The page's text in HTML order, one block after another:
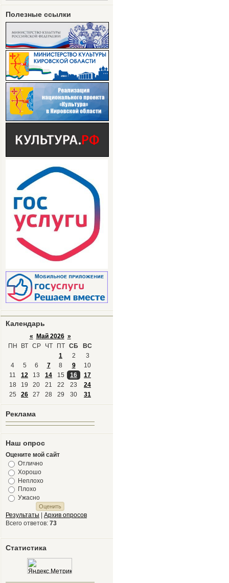
Полезные ссылки
Календарь
« Май 2026 »
ПН
ВТ СР ЧТ ПТ СБ
ВС
1
2
3
4
5 6 7 8 9
10
11
12 13 14 15 16
17
18
19 20 21 22 23
24
25
26 27 28 29 30 31
Реклама
Наш опрос
Оцените мой сайт
Отлично
Хорошо
Неплохо
Плохо
Ужасно
Результаты
Архив опросов
Всего ответов: 73
Статистика